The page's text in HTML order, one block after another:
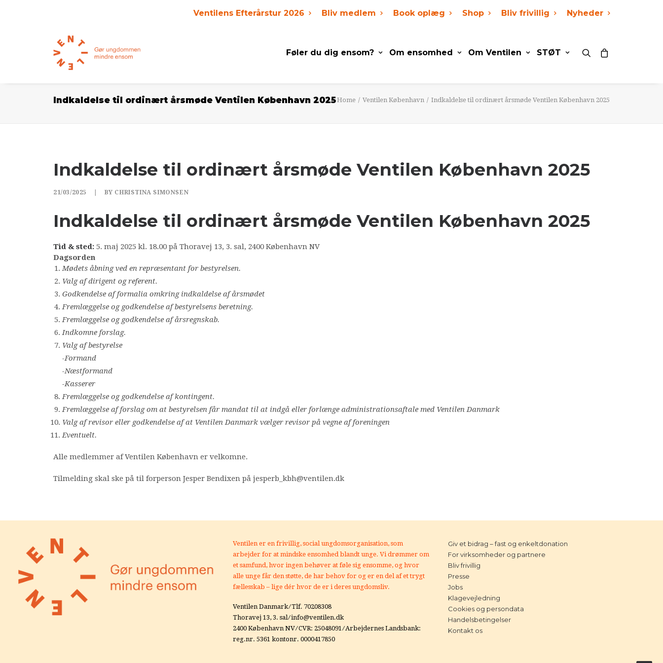
Ventilens Efterårstur 2026 Bliv medlem Book oplæg Shop Bliv frivillig Nyheder
Føler du dig ensom? Om ensomhed Om Ventilen STØT
Indkaldelse til ordinært årsmøde Ventilen København 2025Home Ventilen København Indkaldelse til ordinært årsmøde Ventilen København 2025
Indkaldelse til ordinært årsmøde Ventilen København 2025
21/03/2025 BY CHRISTINA SIMONSEN
Indkaldelse til ordinært årsmøde Ventilen København 2025
Tid & sted: 5. maj 2025 kl. 18.00 på Thoravej 13, 3. sal, 2400 København NV
Dagsorden
Mødets åbning ved en repræsentant for bestyrelsen.
Valg af dirigent og referent.
Godkendelse af formalia omkring indkaldelse af årsmødet
Fremlæggelse og godkendelse af bestyrelsens beretning.
Fremlæggelse og godkendelse af årsregnskab.
Indkomne forslag.
Valg af bestyrelse
-Formand
-Næstformand
-Kasserer
Fremlæggelse og godkendelse af kontingent.
Fremlæggelse af forslag om at bestyrelsen får mandat til at indgå eller forlænge administrationsaftale med Ventilen Danmark
Valg af revisor eller godkendelse af at Ventilen Danmark vælger revisor på vegne af foreningen
Eventuelt.
Alle medlemmer af Ventilen København er velkomne.
Tilmelding skal ske på til forperson Jesper Bendixen på jesperb_kbh@ventilen.dk
Ventilen er en frivillig, social ungdomsorganisation, som
arbejder for at mindske ensomhed blandt unge. Vi drømmer om
et samfund, hvor ingen behøver at føle sig ensomme, og hvor
alle unge får den støtte, de har behov for og er en del af et trygt
fællesskab – lige dér hvor de er i deres ungdomsliv.
Ventilen Danmark ⁄ Tlf. 70208308
Thoravej 13, 3. sal ⁄ info@ventilen.dk
2400 København NV ⁄ CVR: 25048091 ⁄ Arbejdernes Landsbank:
reg.nr. 5361 kontonr. 0000417850
Giv et bidrag – fast og enkeltdonation
For virksomheder og partnere
Bliv frivillig
Presse
Jobs
Klagevejledning
Cookies og persondata
Handelsbetingelser
Kontakt os